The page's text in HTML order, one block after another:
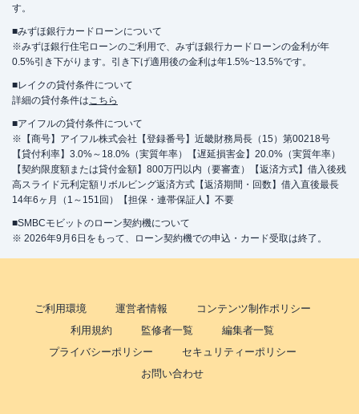
す。
■みずほ銀行カードローンについて
※みずほ銀行住宅ローンのご利用で、みずほ銀行カードローンの金利が年
0.5%引き下がります。引き下げ適用後の金利は年1.5%~13.5%です。
■レイクの貸付条件について
詳細の貸付条件はこちら
■アイフルの貸付条件について
※【商号】アイフル株式会社【登録番号】近畿財務局長（15）第00218号
【貸付利率】3.0%～18.0%（実質年率）【遅延損害金】20.0%（実質年率）
【契約限度額または貸付金額】800万円以内（要審査）【返済方式】借入後残
高スライド元利定額リボルビング返済方式【返済期間・回数】借入直後最長
14年6ヶ月（1～151回）【担保・連帯保証人】不要
■SMBCモビットのローン契約機について
※ 2026年9月6日をもって、ローン契約機での申込・カード受取は終了。
ご利用環境 運営者情報
コンテンツ制作ポリシー
利用規約
監修者一覧
編集者一覧
プライバシーポリシー
セキュリティーポリシー
お問い合わせ